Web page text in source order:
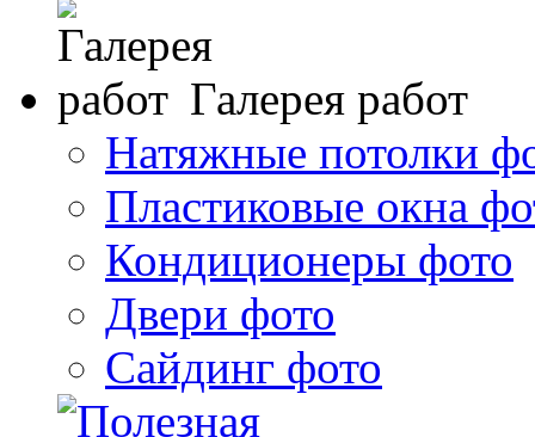
Галерея работ
Натяжные потолки
Пластиковые окна
Кондиционеры фото
Двери фото
Сайдинг фото